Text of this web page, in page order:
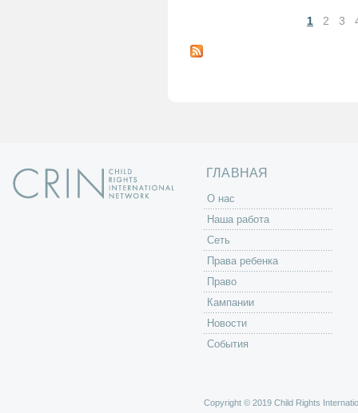
т
1 2 3
ГЛАВНАЯ
O нас
Наша работа
Сеть
Права ребенка
Право
Кампании
Новости
События
Copyright © 2019 Child Rights